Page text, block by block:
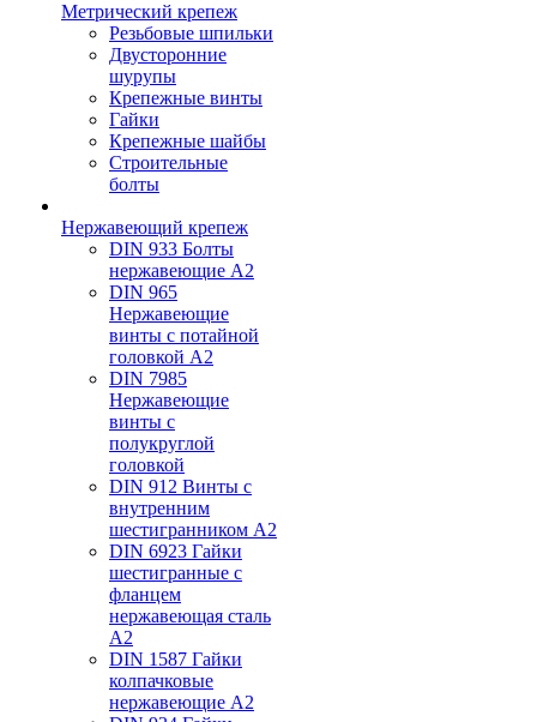
Метрический крепеж
Резьбовые шпильки
Двусторонние
шурупы
Крепежные винты
Гайки
Крепежные шайбы
Строительные
болты
Нержавеющий крепеж
DIN 933 Болты
нержавеющие А2
DIN 965
Нержавеющие
винты с потайной
головкой А2
DIN 7985
Нержавеющие
винты с
полукруглой
головкой
DIN 912 Винты с
внутренним
шестигранником А2
DIN 6923 Гайки
шестигранные с
фланцем
нержавеющая сталь
А2
DIN 1587 Гайки
колпачковые
нержавеющие А2